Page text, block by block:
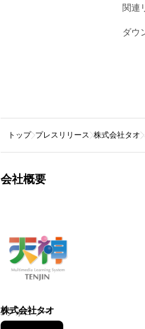
関連
ダウ
トップ プレスリリース 株式会社タオ
会社概要
株式会社タオ
3フォロワー